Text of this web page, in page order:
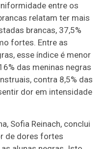
entre os
relatam ter mais
brancas, 37,5%
fortes. Entre as
esse índice é menor
das meninas negras
contra 8,5% das
dor em intensidade
Sofia Reinach, conclui
de dores fortes